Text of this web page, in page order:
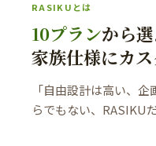
RASIKUとは
10プランから選
家族仕様にカ
「自由設計は高い、
らでもない、RASIKU